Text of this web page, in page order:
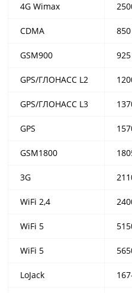
4G Wimax
CDMA
GSM900
GPS/ГЛОНАСС L2
GPS/ГЛОНАСС L3
GPS
GSM1800
3G
WiFi 2,4
WiFi 5
WiFi 5
LoJack